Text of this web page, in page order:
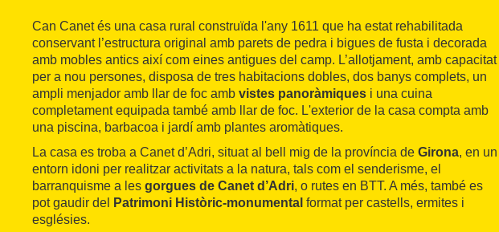
Can Canet és una casa rural construïda l'any 1611 que ha estat rehabilitada
conservant l’estructura original amb parets de pedra i bigues de fusta i decorada
amb mobles antics així com eines antigues del camp. L’allotjament, amb capacitat
per a nou persones, disposa de tres habitacions dobles, dos banys complets, un
ampli menjador amb llar de foc amb vistes panoràmiques i una cuina
completament equipada també amb llar de foc. L'exterior de la casa compta amb
una piscina, barbacoa i jardí amb plantes aromàtiques.
La casa es troba a Canet d’Adri, situat al bell mig de la província de Girona, en un
entorn idoni per realitzar activitats a la natura, tals com el senderisme, el
barranquisme a les gorgues de Canet d’Adri, o rutes en BTT. A més, també es
pot gaudir del
Patrimoni Històric-monumental format per castells, ermites i
esglésies.